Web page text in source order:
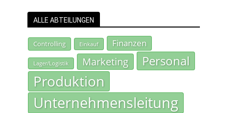
ALLE ABTEILUNGEN
Controlling Einkauf Finanzen
Lager/Logistik Marketing Personal
Produktion
Unternehmensleitung